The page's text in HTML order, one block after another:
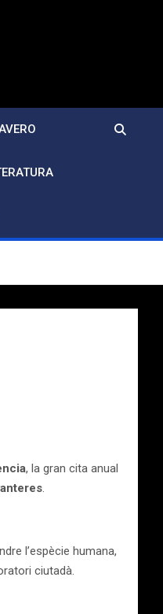
, la gran cita anual
.
l’espècie humana,
ciutadà.